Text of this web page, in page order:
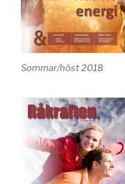
Sommar/höst 2018